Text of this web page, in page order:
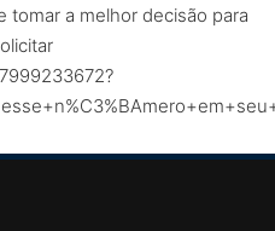
a melhor decisão para